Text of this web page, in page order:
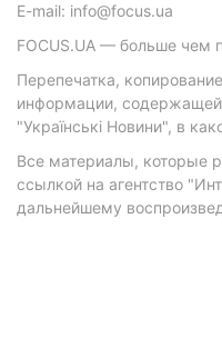
E-mail: info@focus.ua
FOCUS.UA — больше чем
Перепечатка,
информации, содержащей
"Українські Новини", в
Все материалы, которые
ссылкой на агентство
дальнейшему